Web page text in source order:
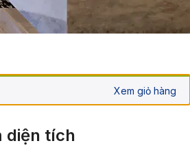
Xem giỏ hàng
diện tích